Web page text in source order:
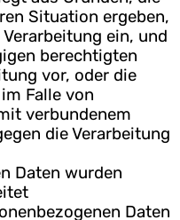
Situation ergeben,
ein, und
berechtigten
vor, oder die
Falle von
verbundenem
die Verarbeitung
Daten wurden
Daten